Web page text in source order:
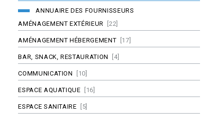
ANNUAIRE DES FOURNISSEURS
AMÉNAGEMENT EXTÉRIEUR [22]
AMÉNAGEMENT HÉBERGEMENT [17]
BAR, SNACK, RESTAURATION [4]
COMMUNICATION [10]
ESPACE AQUATIQUE [16]
ESPACE SANITAIRE [5]